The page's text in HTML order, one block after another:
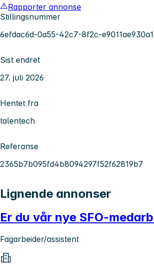
Rapporter annonse
Stillingsnummer
6efdac6d-0a55-42c7-8f2c-e9011ae930a1
Sist endret
27. juli 2026
Hentet fra
talentech
Referanse
2365b7b095fd4b8094297f52f62819b7
Lignende annonser
Er du vår nye SFO-
Fagarbeider/assistent